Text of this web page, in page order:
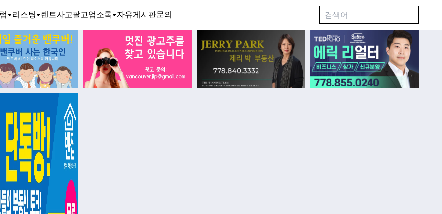
리스팅 렌트사고팔고업소록 자유게시판문의